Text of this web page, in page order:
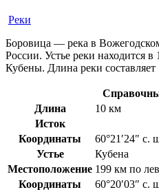
Реки
Боровица — река в
России. Устье реки находится
Кубены. Длина реки составляет
Длина
10 км
Исток
Координаты
60°21′24″ с.
Устье
Кубена
Местоположение 199 км по
Координаты
60°20′03″ с.